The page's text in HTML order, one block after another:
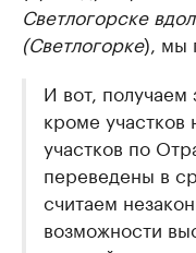
Светлогорске
(Светлогорке), мы
И вот,
кроме
участков по
переведены в
считаем
возможности